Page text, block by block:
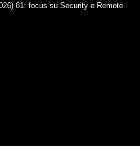
81: focus su Security e Remote